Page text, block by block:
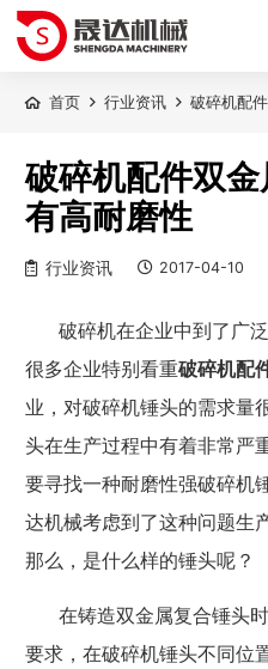
首页 行业资讯 破碎机配
破碎机配件双
有高耐磨性
行业资讯 2017-04-10
破碎机在企业中到了广
很多企业特别看重破碎机配
业， 对破碎机锤头的需求量
头在生产过程中有着非常严
要寻找一种耐磨性强破碎机
达机械考虑到了这种问题生
那么， 是什么样的锤头呢？
在铸造双金属复合锤头
要求，在破碎机锤头不同位